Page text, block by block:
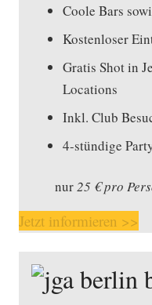
Coole Bars
Kostenloser
Gratis Shot in
Locations
Inkl. Club
4-stündige
nur25 € pro
Jetzt informieren >>